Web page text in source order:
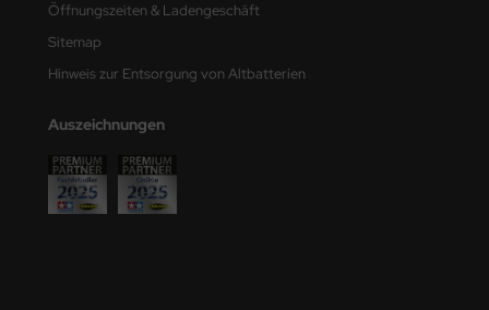
Öffnungszeiten & Ladengeschäft
Sitemap
Hinweis zur Entsorgung von Altbatterien
Auszeichnungen